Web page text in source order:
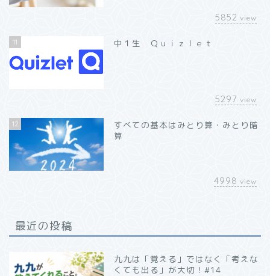
5852 view
11 中１生 Ｑｕｉｚｌｅｔ
5297 view
12
すべての基本はみとり算・みとり暗
算
4998 view
最近の投稿
九九は「覚える」ではなく「考えな
くても出る」が大切！#14